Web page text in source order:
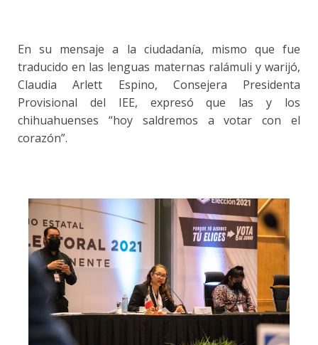
En su mensaje a la ciudadanía, mismo que fue
traducido en las lenguas maternas ralámuli y warijó,
Claudia Arlett Espino, Consejera Presidenta
Provisional del IEE, expresó que las y los
chihuahuenses “hoy saldremos a votar con el
corazón”.